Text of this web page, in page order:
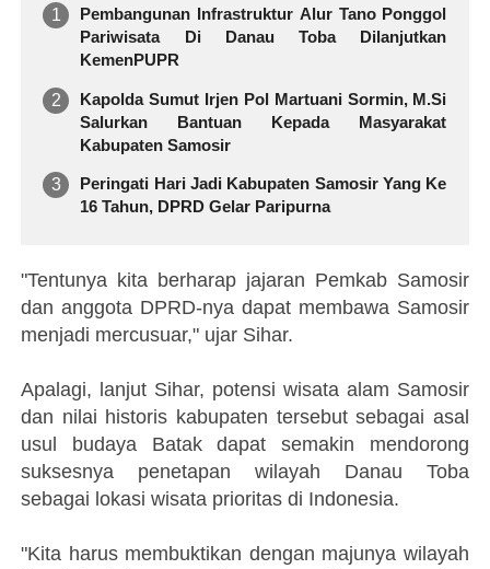
Pembangunan Infrastruktur Alur Tano Ponggol
Pariwisata Di Danau Toba Dilanjutkan
KemenPUPR
Kapolda Sumut Irjen Pol Martuani Sormin, M.Si
Salurkan Bantuan Kepada Masyarakat
Kabupaten Samosir
Peringati Hari Jadi Kabupaten Samosir Yang Ke
16 Tahun, DPRD Gelar Paripurna
"Tentunya kita berharap jajaran Pemkab Samosir
dan anggota DPRD-nya dapat membawa Samosir
menjadi mercusuar," ujar Sihar.
Apalagi, lanjut Sihar, potensi wisata alam Samosir
dan nilai historis kabupaten tersebut sebagai asal
usul budaya Batak dapat semakin mendorong
suksesnya penetapan wilayah Danau Toba
sebagai lokasi wisata prioritas di Indonesia.
"Kita harus membuktikan dengan majunya wilayah